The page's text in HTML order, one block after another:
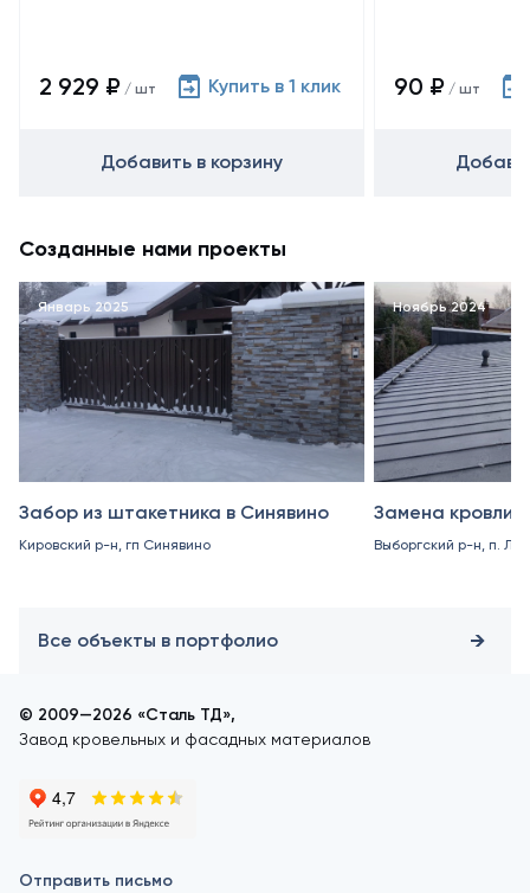
2 929 ₽ / шт Купить в 1 клик
Добавить в корзину
90 ₽ / шт
Созданные нами проекты
Январь 2025
Забор из штакетника в Синявино
Кировский р-н, гп Синявино
Ноябрь 2024
Замена кровли
Выборгский р-н, п.
Все объекты в портфолио
© 2009—2026 «Сталь ТД»,
Завод кровельных и фасадных материалов
Отправить письмо